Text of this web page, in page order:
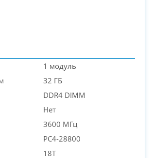
1 модуль
32 ГБ
DDR4 DIMM
Нет
3600 МГц
PC4-28800
18T